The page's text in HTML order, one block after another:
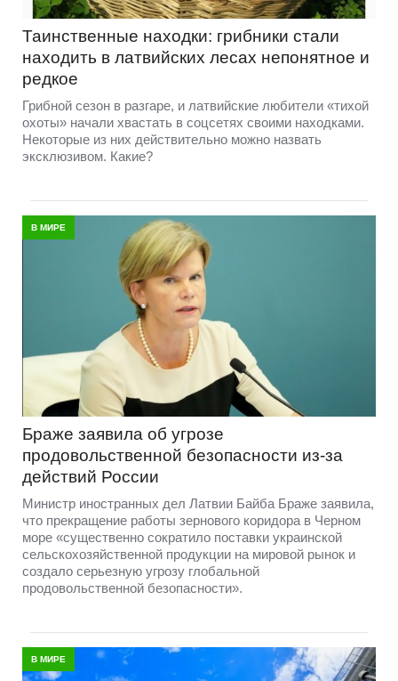
Таинственные находки: грибники стали
находить в латвийских лесах непонятное и
редкое
Грибной сезон в разгаре, и латвийские любители «тихой
охоты» начали хвастать в соцсетях своими находками.
Некоторые из них действительно можно назвать
эксклюзивом. Какие?
В МИРЕ
Браже заявила об угрозе
продовольственной безопасности из-за
действий России
Министр иностранных дел Латвии Байба Браже заявила,
что прекращение работы зернового коридора в Черном
море «существенно сократило поставки украинской
сельскохозяйственной продукции на мировой рынок и
создало серьезную угрозу глобальной
продовольственной безопасности».
В МИРЕ